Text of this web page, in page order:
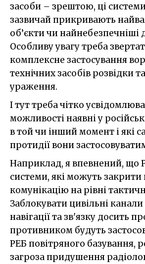
засоби – зрештою, ці
зазвичай прикривають
об’єкти чи найнебезпечніші
Особливу увагу треба
комплексне застосування
технічних засобів розвідки
ураження.
І тут треба чітко
можливості наявні у
в той чи інший момент і які
протидії вони
Наприклад, я впевнений, що
системи, які можуть
комунікацію на рівні
Заблокувати цивільні
навігації та зв'язку досить
противником будуть
РЕБ повітряного базування,
загроза придушення